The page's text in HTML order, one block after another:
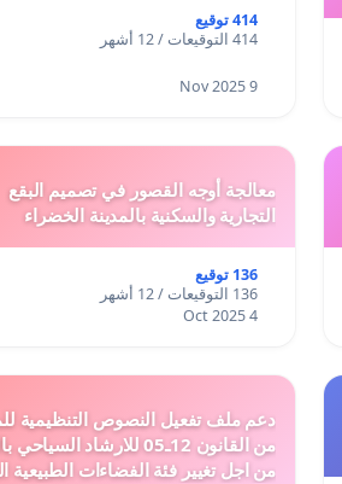
414 توقيع
414 التوقيعات / 12 أشهر
9 Nov 2025
معالجة أوجه القصور في تصميم البقع
التجارية والسكنية بالمدينة الخضراء
136 توقيع
136 التوقيعات / 12 أشهر
4 Oct 2025
من القانون 12ـ05 للارشاد
من اجل تغيير فئة الفضاءات الطبيعية